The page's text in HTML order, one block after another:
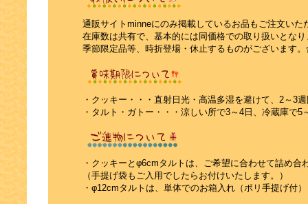
通販サイトminneにのみ掲載しているお品もご注文いた
在庫数は共有で、基本的には同価格での取り扱いとなり
季節限定品等、時折登場・休止するものがございます
・クッキー・・・直射日光・高温多湿を避けて、2～3
・タルト・ガトー・・・涼しい所で3～4日、冷蔵庫で5
・クッキーとφ6cmタルトは、ご希望に合わせて詰め合
（手提げ袋もご入用でしたらお付けいたします。）
・φ12cmタルトは、単体でのお箱入れ（ポリ手提げ付